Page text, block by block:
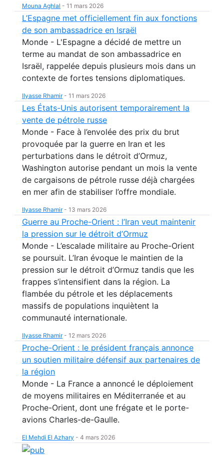
Mouna Aghlal - 11 mars 2026
L’Espagne met officiellement fin aux fonctions
de son ambassadrice en Israël
Monde - L'Espagne a décidé de mettre un
terme au mandat de son ambassadrice en
Israël, rappelée depuis plusieurs mois dans un
contexte de fortes tensions diplomatiques.
Ilyasse Rhamir- 11 mars 2026
Les États-Unis autorisent temporairement la
vente de pétrole russe
Monde - Face à l’envolée des prix du brut
provoquée par la guerre en Iran et les
perturbations dans le détroit d’Ormuz,
Washington autorise pendant un mois la vente
de cargaisons de pétrole russe déjà chargées
en mer afin de stabiliser l’offre mondiale.
Ilyasse Rhamir- 13 mars 2026
Guerre au Proche-Orient : l’Iran veut maintenir
la pression sur le détroit d’Ormuz
Monde - L’escalade militaire au Proche-Orient
se poursuit. L’Iran évoque le maintien de la
pression sur le détroit d’Ormuz tandis que les
frappes s’intensifient dans la région. La
flambée du pétrole et les déplacements
massifs de populations inquiètent la
communauté internationale.
Ilyasse Rhamir- 12 mars 2026
Proche-Orient : le président français annonce
un soutien militaire défensif aux partenaires de
la région
Monde - La France a annoncé le déploiement
de moyens militaires en Méditerranée et au
Proche-Orient, dont une frégate et le porte-
avions Charles-de-Gaulle.
El Mehdi El Azhary - 4 mars 2026